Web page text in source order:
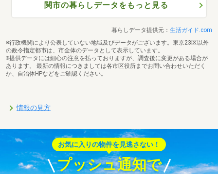
関市の暮らしデータをもっと見る
暮らしデータ提供元： 生活ガイド.com
※行政機関により公表していない地域及びデータがございます。東京23区以外
の政令指定都市は、市全体のデータとして表示しています。
※提供データには細心の注意を払っておりますが、調査後に変更がある場合が
あります。 最新の情報につきましては各市区役所までお問い合わせいただく
か、自治体HPなどをご確認ください。
情報の見方
お気に入りの物件を見逃さない！
プッシュ通知で